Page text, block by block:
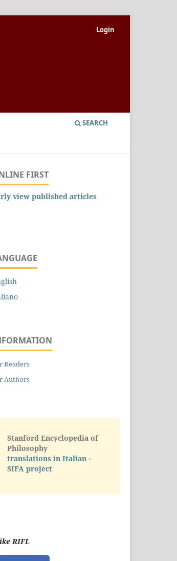
SEARCH
Login
FIRST
view published articles
Readers
Authors
Stanford Encyclopedia of
Philosophy
translations in Italian -
SIFA project
RIFL